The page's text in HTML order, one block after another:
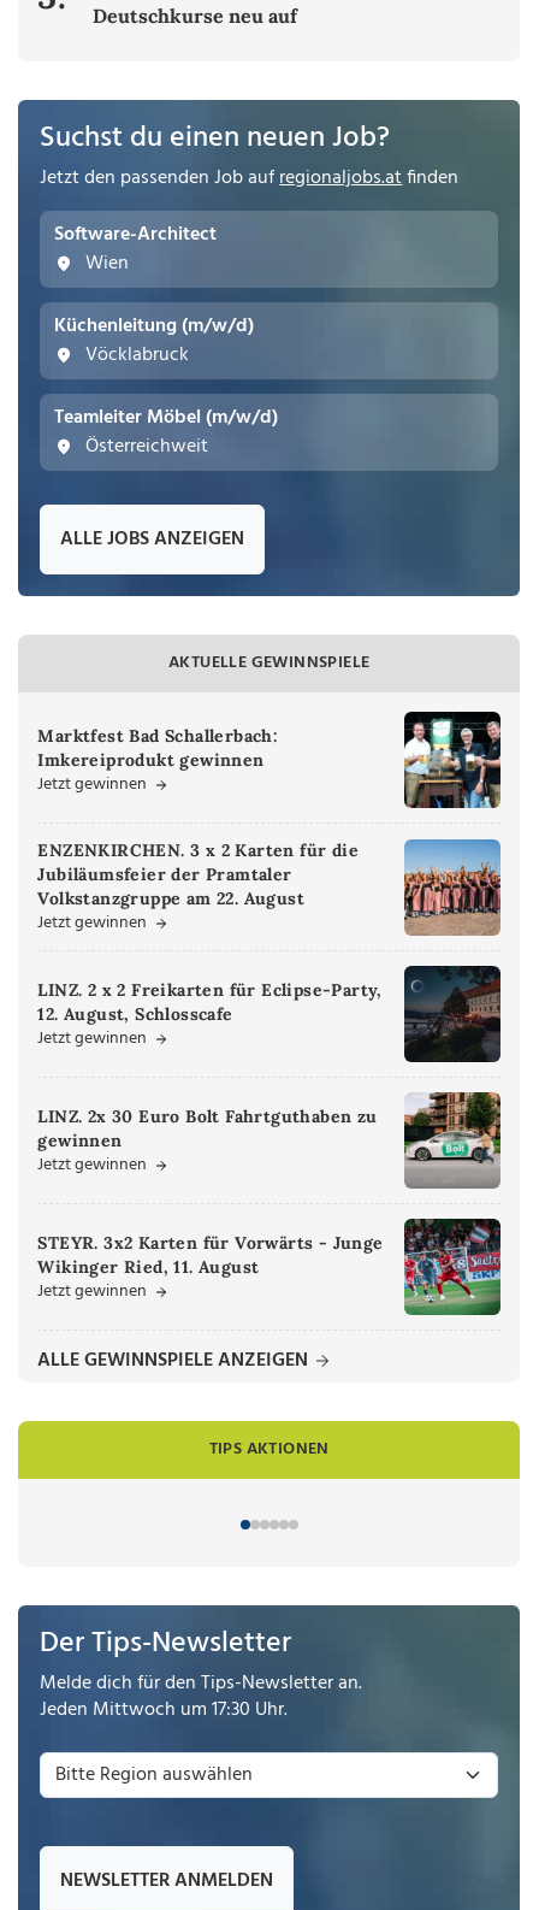
Deutschkurse neu auf
Suchst du einen neuen Job?
Jetzt den passenden Job aufregionaljobs.atfinden
Software-Architect
Wien
Küchenleitung (m/w/d)
Vöcklabruck
Teamleiter Möbel (m/w/d)
Österreichweit
ALLE JOBS ANZEIGEN
AKTUELLE GEWINNSPIELE
Marktfest Bad Schallerbach:
Imkereiprodukt gewinnen
Jetzt gewinnen
ENZENKIRCHEN. 3 x 2 Karten für die
Jubiläumsfeier der Pramtaler
Volkstanzgruppe am 22. August
Jetzt gewinnen
LINZ. 2 x 2 Freikarten für Eclipse-Party,
12. August, Schlosscafe
Jetzt gewinnen
LINZ. 2x 30 Euro Bolt Fahrtguthaben zu
gewinnen
Jetzt gewinnen
STEYR. 3x2 Karten für Vorwärts - Junge
Wikinger Ried, 11. August
Jetzt gewinnen
ALLE GEWINNSPIELE ANZEIGEN
TIPS AKTIONEN
Der Tips-Newsletter
Melde dich für den Tips-Newsletter an.
Jeden Mittwoch um 17:30 Uhr.
NEWSLETTER ANMELDEN